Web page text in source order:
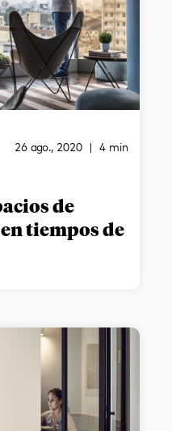
26 ago., 2020 | 4 min
de
tiempos de